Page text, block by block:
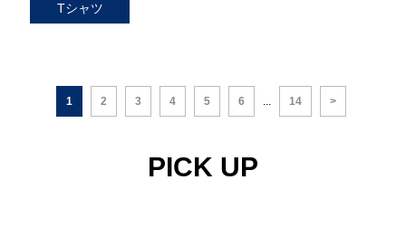
Tシャツ
1 2 3 4 5 6 ... 14 >
PICK UP